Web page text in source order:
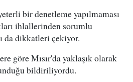
bir denetleme yapılmaması
ihlallerinden sorumlu
da dikkatleri çekiyor.
göre Mısır'da yaklaşık olarak
bildiriliyordu.